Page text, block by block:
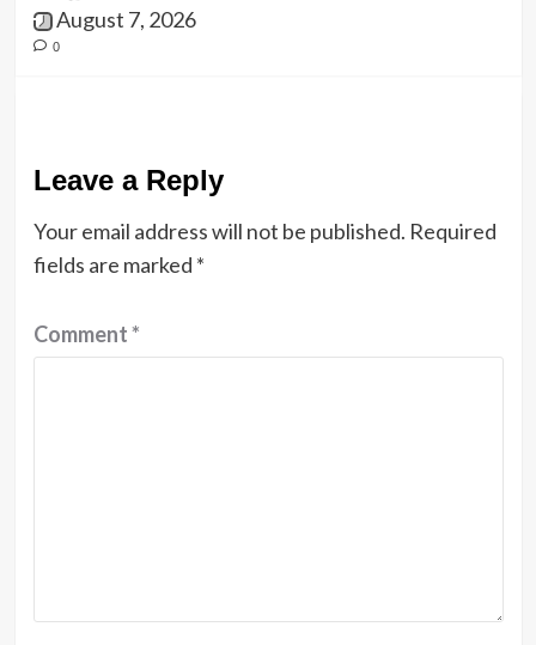
August 7, 2026
0
Leave a Reply
Your email address will not be published. Required
fields are marked *
Comment*